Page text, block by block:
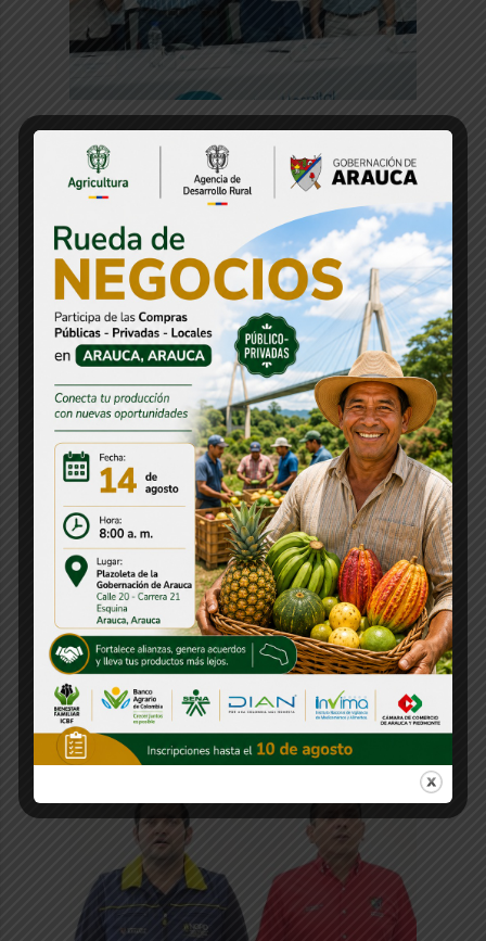
Gobernación de Arauca destina más de
$5.350 millones para modernizar la
tecnología biomédica del Hospital San
Vicente
31 julio, 2026
Estos fueron los resultados del
Encuentro Departamental de Folclor y
Cultura de los Juegos del Magisterio
30 julio, 2026